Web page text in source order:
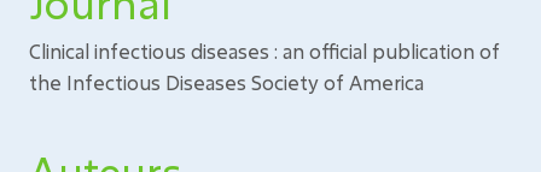
Clinical infectious diseases : an official publication of
the Infectious Diseases Society of America